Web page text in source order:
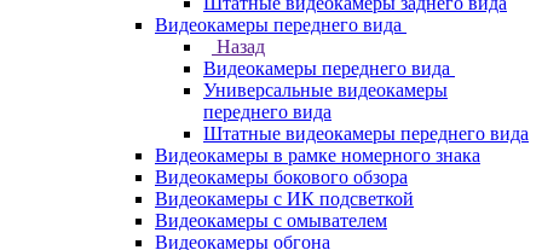
Видеокамеры переднего вида
Назад
Видеокамеры переднего вида
Универсальные видеокамеры
переднего вида
Штатные видеокамеры переднего вида
Видеокамеры в рамке номерного знака
Видеокамеры бокового обзора
Видеокамеры с ИК подсветкой
Видеокамеры с омывателем
Видеокамеры обгона